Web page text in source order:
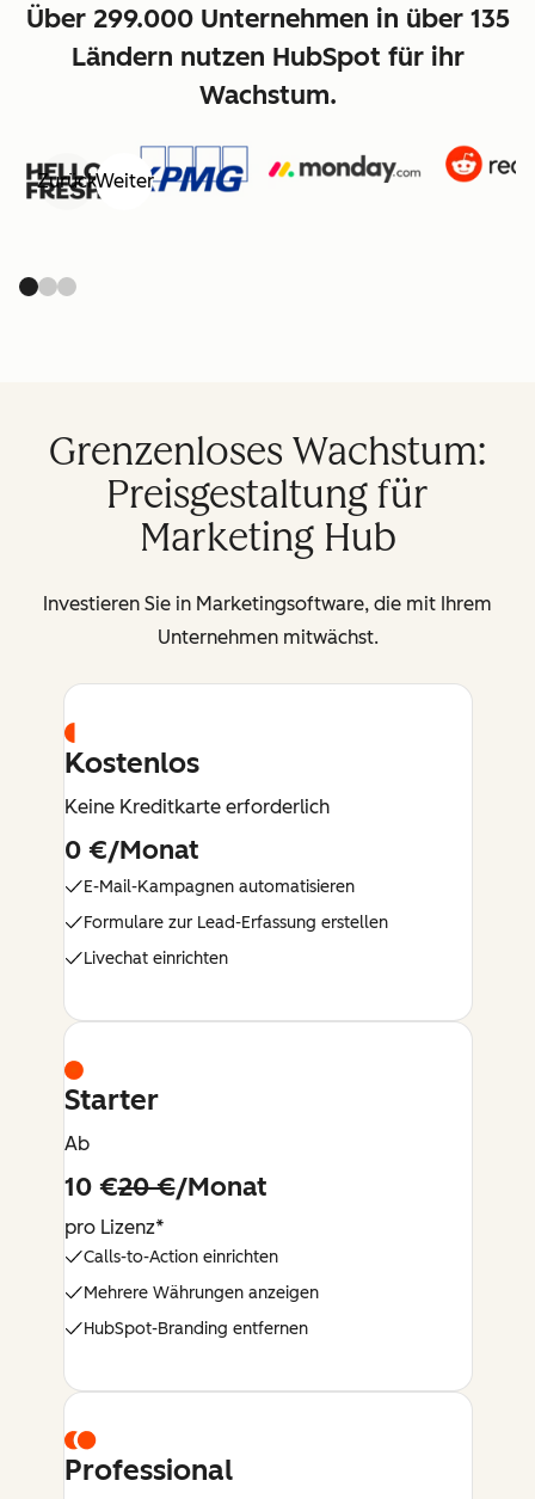
Über 299.000 Unternehmen in über 135
Ländern nutzen HubSpot für ihr
Wachstum.
ZurückWeiter
Grenzenloses Wachstum:
Preisgestaltung für
Marketing Hub
Investieren Sie in Marketingsoftware, die mit Ihrem
Unternehmen mitwächst.
Kostenlos
Keine Kreditkarte erforderlich
0 €/Monat
E-Mail-Kampagnen automatisieren
Formulare zur Lead-Erfassung erstellen
Livechat einrichten
Starter
Ab
10 €20 €/Monat
pro Lizenz*
Calls-to-Action einrichten
Mehrere Währungen anzeigen
HubSpot-Branding entfernen
Professional